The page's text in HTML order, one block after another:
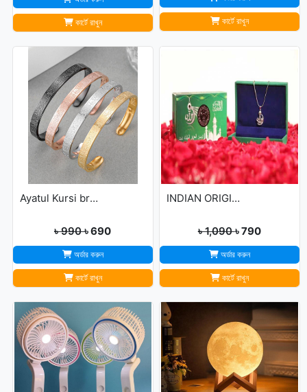
কার্টে রাখুন কার্টে রাখুন
Ayatul Kursi bracelet
৳ 990৳ 690
অর্ডার করুন
কার্টে রাখুন
INDIAN ORIGINAL ALLAH BARKAT LOCKET - GOLDEN/SILVER
৳ 1,090৳ 790
অর্ডার করুন
কার্টে রাখুন